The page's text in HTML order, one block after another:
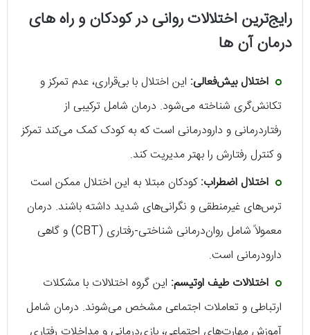
رایج‌ترین اختلالات روانی در کودکان و راه‌ های
درمان آن‌ ها
اختلال بیش‌فعالی: این اختلال با بی‌قراری، عدم تمرکز و
تکانش‌گری شناخته می‌شود. درمان شامل ترکیبی از
رفتاردرمانی و دارودرمانی است که به کودک کمک می‌کند تمرکز
و کنترل رفتارش را بهتر مدیریت کند.
اختلال اضطراب:کودکان مبتلا به این اختلال ممکن است
ترس‌های غیرمنطقی و نگرانی‌های شدید داشته باشند. درمان
معمولاً شامل روان‌درمانی شناختی-رفتاری (CBT) و گاهی
دارودرمانی است.
اختلالات طیف اوتیسم: این گروه اختلالات با مشکلات
ارتباطی و تعاملات اجتماعی مشخص می‌شوند. درمان شامل